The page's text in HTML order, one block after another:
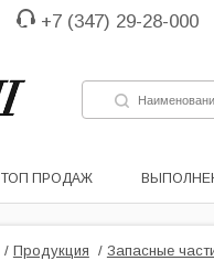
+7 (347) 29-28-000
ТОП ПРОДАЖ
/ Продукция / Запасные